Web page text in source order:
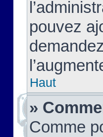
pouvez
Haut
»
Comme